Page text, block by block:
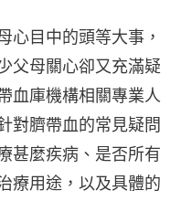
心目中的頭等大事，
父母關心卻又充滿疑
血庫機構相關專業人
對臍帶血的常見疑問
甚麼疾病、是否所有
療用途，以及具體的